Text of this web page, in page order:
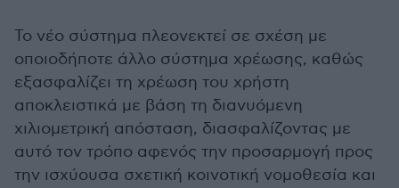
Το νέο σύστημα πλεονεκτεί σε σχέση με
οποιοδήποτε άλλο σύστημα χρέωσης, καθώς
εξασφαλίζει τη χρέωση του χρήστη
αποκλειστικά με βάση τη διανυόμενη
χιλιομετρική απόσταση, διασφαλίζοντας με
αυτό τον τρόπο αφενός την προσαρμογή προς
την ισχύουσα σχετική κοινοτική νομοθεσία και